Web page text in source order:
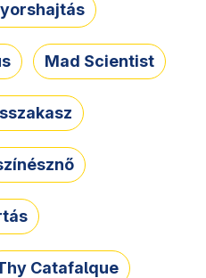
Mad Scientist
Catafalque